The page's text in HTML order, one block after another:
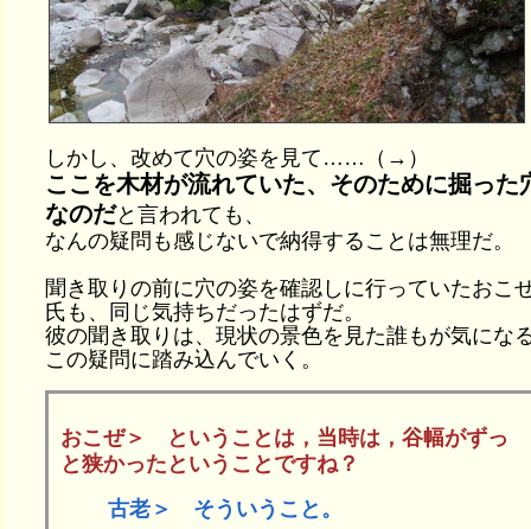
しかし、改めて穴の姿を見て……（→）
ここを木材が流れていた、そのために掘った
なのだと言われても、
なんの疑問も感じないで納得することは無理だ。
聞き取りの前に穴の姿を確認しに行っていたおこ
氏も、同じ気持ちだったはずだ。
彼の聞き取りは、現状の景色を見た誰もが気にな
この疑問に踏み込んでいく。
おこぜ＞ ということは，当時は，谷幅がずっ
と狭かったということですね？
古老＞ そういうこと。